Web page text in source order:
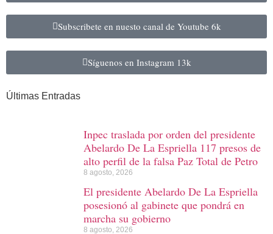
Subscribete en nuesto canal de Youtube 6k
Síguenos en Instagram 13k
Últimas Entradas
Inpec traslada por orden del presidente
Abelardo De La Espriella 117 presos de
alto perfil de la falsa Paz Total de Petro
8 agosto, 2026
El presidente Abelardo De La Espriella
posesionó al gabinete que pondrá en
marcha su gobierno
8 agosto, 2026